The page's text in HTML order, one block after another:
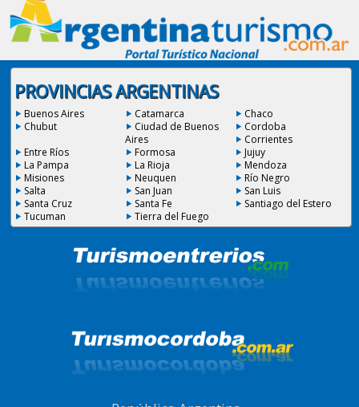
PROVINCIAS ARGENTINAS
Buenos Aires Catamarca
Chaco
Chubut
Ciudad de Buenos
Aires
Cordoba
Corrientes
Entre Ríos
Formosa
Jujuy
La Pampa
La Rioja
Mendoza
Misiones
Neuquen
Río Negro
Salta
San Juan
San Luis
Santa Cruz
Santa Fe
Santiago del Estero
Tucuman
Tierra del Fuego